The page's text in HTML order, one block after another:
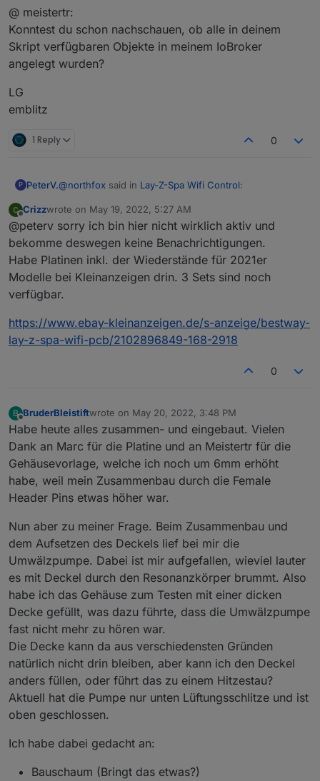
@ meistertr:
Konntest du schon nachschauen, ob alle in deinem
Skript verfügbaren Objekte in meinem IoBroker
angelegt wurden?
LG
emblitz
1 Reply 0
P PeterV.@northfox said in Lay-Z-Spa Wifi Control:
@crizz
Moin!
Ich interessiere mich für eine der Platinen, scheint
mir die bessere Lösung als selber nochmal fünf
Erik
Hallo,
Ich würde gerne eine Platine abnehmen, falls noch
Offline
Crizzwrote on May 19, 2022, 5:27 AM
last edited by
@peterv sorry ich bin hier nicht wirklich aktiv und
bekomme deswegen keine Benachrichtigungen.
Habe Platinen inkl. der Wiederstände für 2021er
Modelle bei Kleinanzeigen drin. 3 Sets sind noch
verfügbar.
https://www.ebay-kleinanzeigen.de/s-anzeige/bestway-
lay-z-spa-wifi-pcb/2102896849-168-2918
0
B
Offline
BruderBleistiftwrote on May 20, 2022, 3:48 PM
last edited by
Habe heute alles zusammen- und eingebaut. Vielen
Dank an Marc für die Platine und an Meistertr für die
Gehäusevorlage, welche ich noch um 6mm erhöht
habe, weil mein Zusammenbau durch die Female
Header Pins etwas höher war.
Nun aber zu meiner Frage. Beim Zusammenbau und
dem Aufsetzen des Deckels lief bei mir die
Umwälzpumpe. Dabei ist mir aufgefallen, wieviel lauter
es mit Deckel durch den Resonanzkörper brummt. Also
habe ich das Gehäuse zum Testen mit einer dicken
Decke gefüllt, was dazu führte, dass die Umwälzpumpe
fast nicht mehr zu hören war.
Die Decke kann da aus verschiedensten Gründen
natürlich nicht drin bleiben, aber kann ich den Deckel
anders füllen, oder führt das zu einem Hitzestau?
Aktuell hat die Pumpe nur unten Lüftungsschlitze und ist
oben geschlossen.
Ich habe dabei gedacht an:
Bauschaum (Bringt das etwas?)